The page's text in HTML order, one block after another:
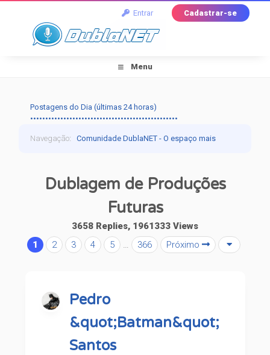
Entrar Cadastrar-se
Menu
Postagens do Dia (últimas 24 horas)
•••••••••••••••••••••••••••••••••••••••••••••••••
Navegação:Comunidade DublaNET - O espaço mais
Dublagem de Produções
Futuras
3658 Replies, 1961333 Views
1
2 3 4 5 … 366 Próximo
Pedro
&quot;Batman&quot;
Santos